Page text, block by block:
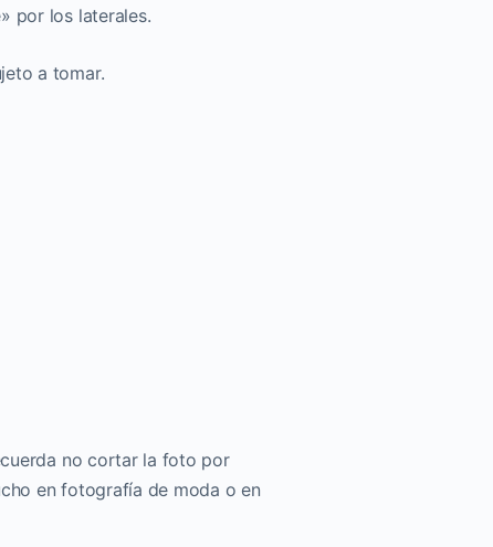
por los laterales.
a tomar.
no cortar la foto por
en fotografía de moda o en